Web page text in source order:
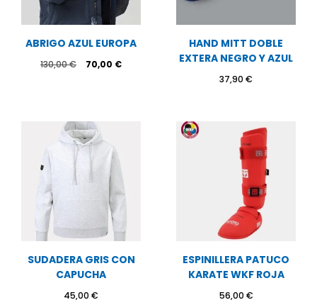
ABRIGO AZUL EUROPA
130,00€
El
70,00 €El
HAND MITT DOBLE
EXTERA NEGRO Y AZUL
37,90 €
SUDADERA GRIS CON
CAPUCHA
45,00 €
ESPINILLERA PATUCO
KARATE WKF ROJA
56,00 €